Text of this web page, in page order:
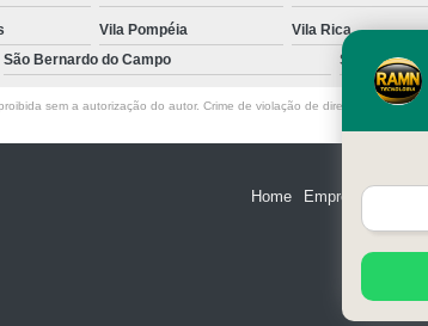
Vila Pompéia
Vila Rica
São Bernardo do Campo São Caetano
sem a autorização do autor. Crime de violação de direito autoral –
Home Empresa